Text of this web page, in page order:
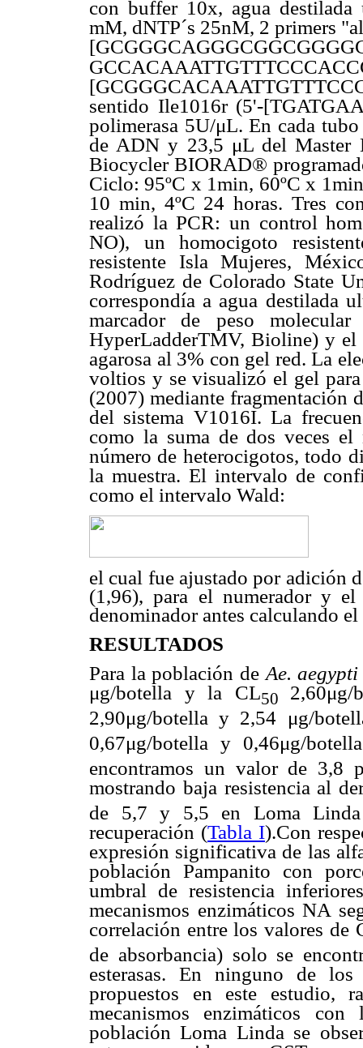
con buffer 10x, agua
mM, dNTP´s 25nM, 2 primers
sentido Ile1016r (5'-
polimerasa 5U/μL. En cada
de ADN y 23,5 μL del Master
Biocycler BIORAD®
Ciclo: 95ºC x 1min, 60ºC x
10 min, 4ºC 24 horas. Tres
realizó la PCR: un control
NO), un homocigoto
resistente Isla Mujeres,
Rodríguez de Colorado State
correspondía a agua destilada
marcador de peso
HyperLadderTMV, Bioline) y el
agarosa al 3% con gel red. La
voltios y se visualizó el gel
(2007) mediante fragmentación
del sistema V1016I. La
como la suma de dos veces
número de heterocigotos, todo
la muestra. El intervalo de
como el intervalo Wald:
el cual fue ajustado por adición
(1,96), para el numerador y
denominador antes calculando
RESULTADOS
Para la población de Ae.
μg/botella y la CL50
2,90μg/botella y 2,54 μg/
0,67μg/botella y 0,46μg/
encontramos un valor de 3,8
mostrando baja resistencia al
de 5,7 y 5,5 en Loma Linda
recuperación (Tabla I).Con
expresión significativa de las
población Pampanito con
umbral de resistencia
mecanismos enzimáticos NA
correlación entre los valores de
de absorbancia) solo se
esterasas. En ninguno de
propuestos en este estudio,
mecanismos enzimáticos
población Loma Linda se